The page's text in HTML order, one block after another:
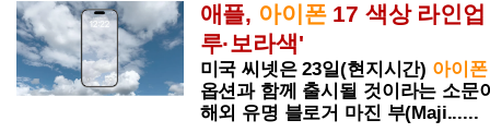
애플, 아이폰17 색상 라인
루·보라색'
미국 씨넷은 23일(현지시간) 아이폰
옵션과 함께 출시될 것이라는 소문
해외 유명 블로거 마진 부(Maji......